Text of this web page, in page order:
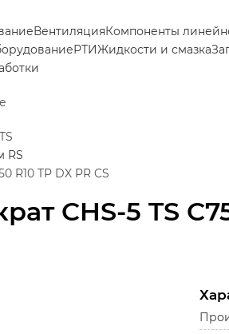
CHS-5 TS
ВентиляцияКомпоненты
РТИЖидкости и смазка
RS
R10 TP DX PR CS